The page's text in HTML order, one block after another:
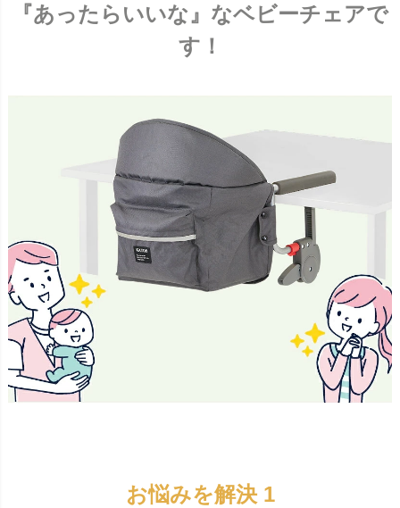
『あったらいいな』なベビーチェアで
す！
お悩みを解決 1